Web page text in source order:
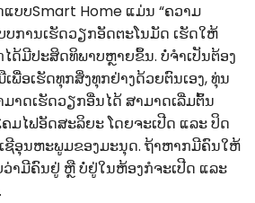
ບບSmart Home ແມ່ນ “ຄວາມ
ການເຮັດວຽກອັດຕະໂນມັດ ເຮັດໃຫ້
ໄດ້ມີປະສິດທິພາບຫຼາຍຂຶ້ນ. ບໍ່ຈໍາເປັນຕ້ອງ
ພື່ອເຮັດທຸກສິ່ງທຸກຢ່າງດ້ວຍຕົນເອງ, ທຸ່ນ
ມາດເຮັດວຽກອື່ນໄດ້ ສາມາດເລີ່ມຕົ້ນ
ມໄຟອັດສະລິຍະ ໂດຍຈະເປີດ ແລະ ປິດ
ຊີອຸນຫະພູມຂອງມະນຸດ. ຖ້າຫາກມີຄົນໃຫ້
າມີຄົນຢູ່ ຫຼື ບໍ່ຢູ່ໃນຫ້ອງກໍຈະເປີດ ແລະ